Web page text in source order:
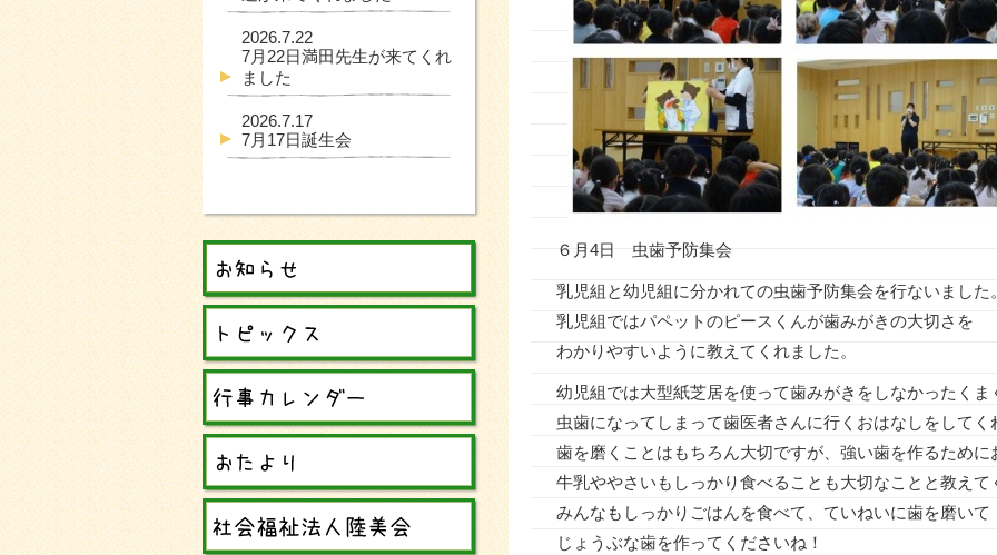
６月4日 虫歯予防集会
乳児組と幼児組に分かれての虫歯予防集会を行ないました
乳児組ではパペットのピースくんが歯みがきの大切さを
わかりやすいように教えてくれました。
幼児組では大型紙芝居を使って歯みがきをしなかったくま
虫歯になってしまって歯医者さんに行くおはなしをしてく
歯を磨くことはもちろん大切ですが、強い歯を作るために
牛乳ややさいもしっかり食べることも大切なことと教えて
みんなもしっかりごはんを食べて、ていねいに歯を磨いて
じょうぶな歯を作ってくださいね！
2026.7.22
7月22日満田先生が来てくれ
ました
2026.7.17
7月17日誕生会